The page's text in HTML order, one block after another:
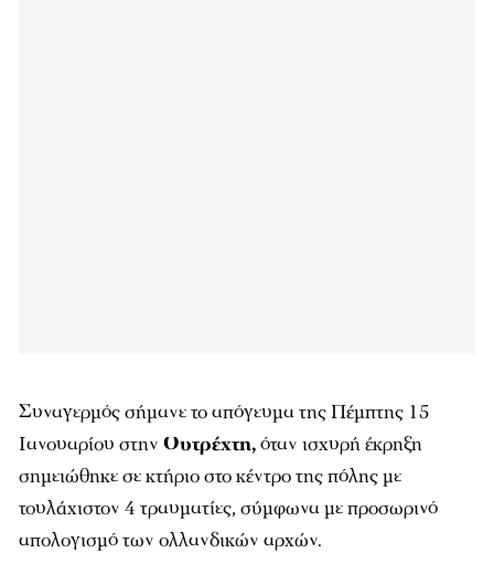
Συναγερμός σήμανε το απόγευμα της Πέμπτης 15
Ιανουαρίου στην Ουτρέχτη,όταν ισχυρή έκρηξη
σημειώθηκε σε κτήριο στο κέντρο της πόλης με
τουλάχιστον 4 τραυματίες, σύμφωνα με προσωρινό
απολογισμό των ολλανδικών αρχών.